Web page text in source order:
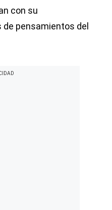
con su
pensamientos del